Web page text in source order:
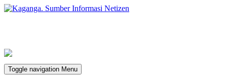
Toggle navigation Menu